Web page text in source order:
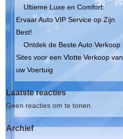
Ultieme Luxe en Comfort:
Ervaar Auto VIP Service op Zijn
Best!
Ontdek de Beste Auto Verkoop
Sites voor een Vlotte Verkoop van
uw Voertuig
Laatste reacties
Geen reacties om te tonen.
Archief